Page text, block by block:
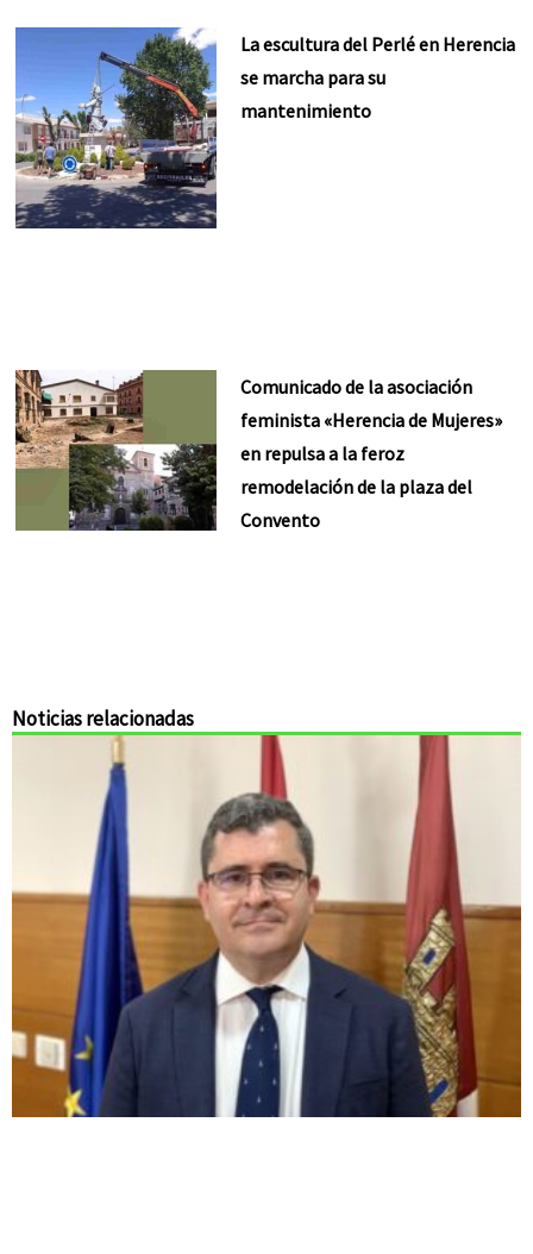
La escultura del Perlé en Herencia
se marcha para su
mantenimiento
Comunicado de la asociación
feminista «Herencia de Mujeres»
en repulsa a la feroz
remodelación de la plaza del
Convento
Noticias relacionadas